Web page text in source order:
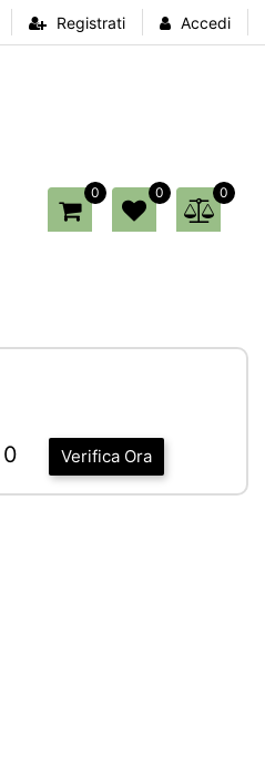
Registrati Accedi
0 0 0
Verifica Ora
0